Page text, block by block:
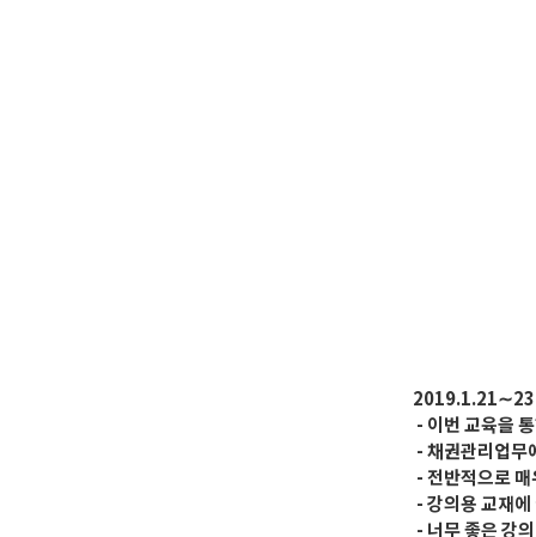
2019.1.21∼23
- 이번 교육을
- 채권관리업무
- 전반적으로
- 강의용 교재
- 너무 좋은 강